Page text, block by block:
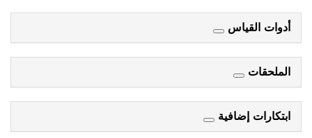
أدوات القياس
الملحقات
ابتكارات إضافية